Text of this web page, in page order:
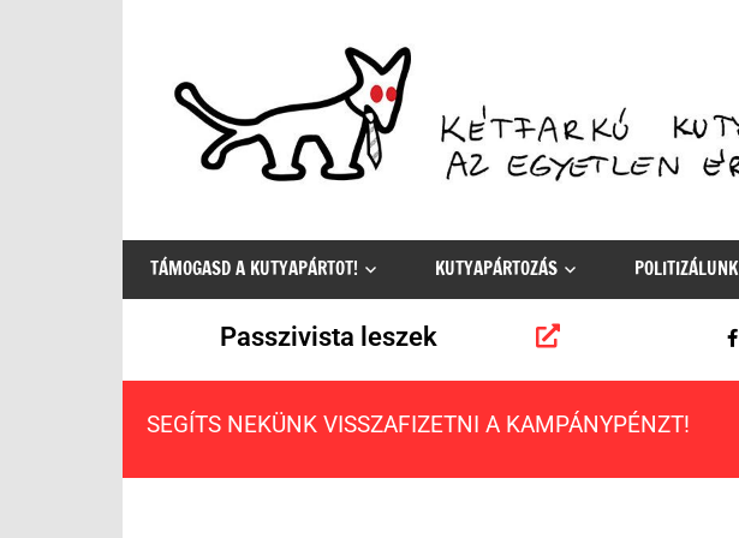
egyetlen
értelmes
választás
TÁMOGASD A KUTYAPÁRTOT! KUTYAPÁRTOZÁS POLITIZÁLUNK
Passzivista leszek
SEGÍTS NEKÜNK VISSZAFIZETNI A KAMPÁNYPÉNZT!